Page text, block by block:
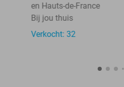
en Hauts-de-France
Bij jou thuis
Verkocht: 32